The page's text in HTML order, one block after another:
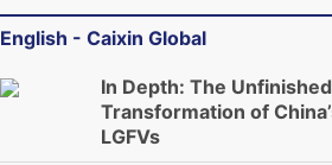
English - Caixin Global
In Depth: The Unfinished
Transformation of
LGFVs